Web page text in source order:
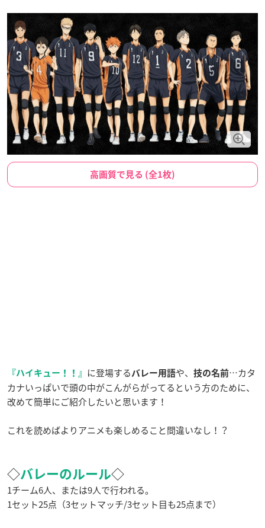
高画質で見る (全1枚)
『ハイキュー！！ 』 に登場する バレー用語や、 技の名前…カタ
カナいっぱいで頭の中がこんがらがってるという方のために、
改めて簡単にご紹介したいと思います！
これを読めばよりアニメも楽しめること間違いなし！？
◇バレーのルール◇
1チーム6人、または9人で行われる。
1セット25点（3セットマッチ/3セット目も25点まで）